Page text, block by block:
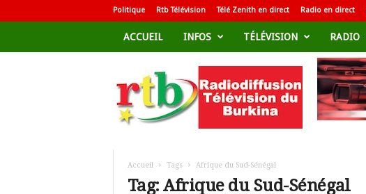
Politique Rtb Télévision Télé Zenith en direct Radio en direct
ACCUEIL INFOS TÉLÉVISION RADIO
d
i
Accueil Tags Afrique du Sud-Sénégal
Tag: Afrique du Sud-Sénégal